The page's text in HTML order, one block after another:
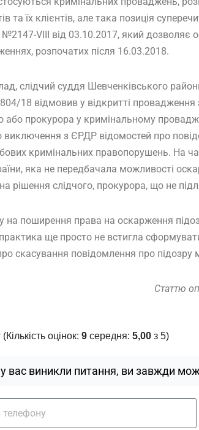
та їх клієнтів, але така позиція
№2147-VIII від 03.10.2017, який дозволяє
розпочатих після 16.03.2018.
слідчий суддя Шевченківського
18 відмовив у відкритті провадження
або прокурора у кримінальному
виключення з ЄРДР відомостей про
кримінальних правопорушень. На
яка не передбачала можливості
рішення слідчого, прокурора, що не
на поширення права на оскарження
ще просто не встигла
скасування повідомлення про підозру
Статтю
(Кількість оцінок: 9 середня: 5,00 з 5)
вас виникли питання, ви завжди